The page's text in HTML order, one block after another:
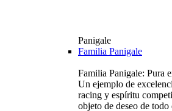
Panigale
Familia Panigale
Familia Panigale: Pura
Un ejemplo de
racing y espíritu
objeto de deseo de todo